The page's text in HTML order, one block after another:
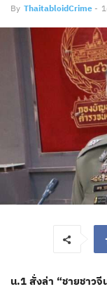
By ThaitabloidCrime -
น.1 สั่งล่า “ชายชาว